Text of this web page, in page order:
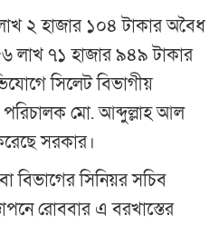
২ হাজার ১০৪ টাকার অবৈধ
লাখ ৭১ হাজার ৯৪৯ টাকার
সিলেট বিভাগীয়
মো. আব্দুল্লাহ আল
সরকার।
বিভাগের সিনিয়র সচিব
রোববার এ বরখাস্তের